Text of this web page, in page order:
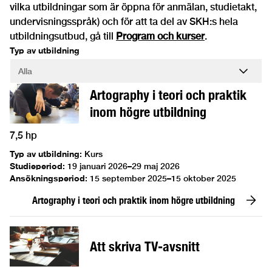
vilka utbildningar som är öppna för anmälan, studietakt,
undervisningsspråk) och för att ta del av SKH:s hela
utbildningsutbud, gå till Program och kurser.
Typ av utbildning
Artography i teori och praktik
inom högre utbildning
7,5 hp
Typ av utbildning: Kurs
Studieperiod: 19 januari 2026–29 maj 2026
Ansökningsperiod: 15 september 2025–15 oktober 2025
Artography i teori och praktik inom högre utbildning
Att skriva TV-avsnitt